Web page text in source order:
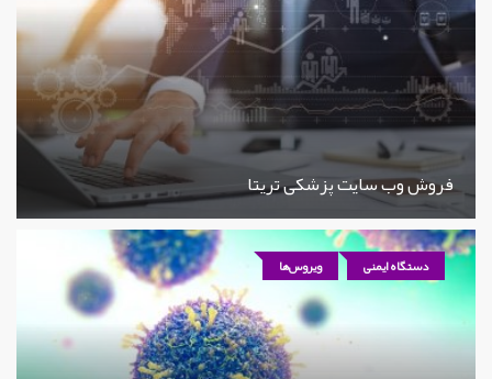
فروش وب سایت پزشکی تریتا
دستگاه ایمنی ویروس‌ها